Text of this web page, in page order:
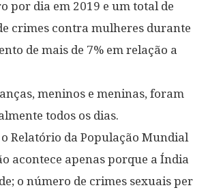
por dia em 2019 e um total de
crimes contra mulheres durante
de mais de 7% em relação a
meninos e meninas, foram
todos os dias.
Relatório da População Mundial
acontece apenas porque a Índia
o número de crimes sexuais per